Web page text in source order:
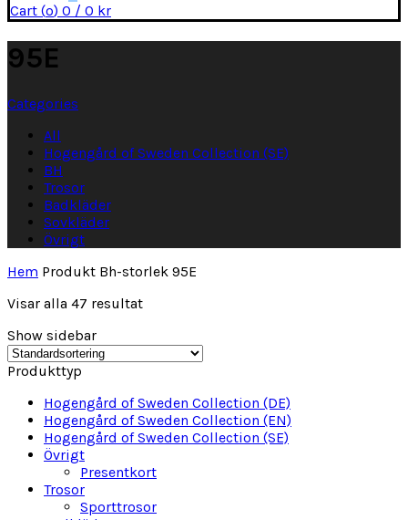
Cart (o) 0 / 0 kr
95E
Categories
All
Hogengård of Sweden Collection (SE)
BH
Trosor
Badkläder
Sovkläder
Övrigt
Hem Produkt Bh-storlek 95E
Visar alla 47 resultat
Show sidebar
Produkttyp
Hogengård of Sweden Collection (DE)
Hogengård of Sweden Collection (EN)
Hogengård of Sweden Collection (SE)
Övrigt
Presentkort
Trosor
Sporttrosor